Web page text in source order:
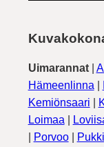
Uimarannat|
Hämeenlinna
Kemiönsaari
Loimaa
Porvoo|